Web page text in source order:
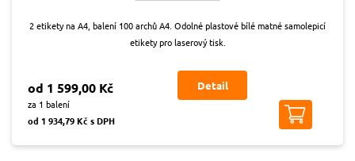
2 etikety na A4, balení 100 archů A4. Odolné plastové bílé matné samolepicí
etikety pro laserový tisk.
od 1 599,00 Kč
za 1 balení
od 1 934,79 Kč s DPH
Detail